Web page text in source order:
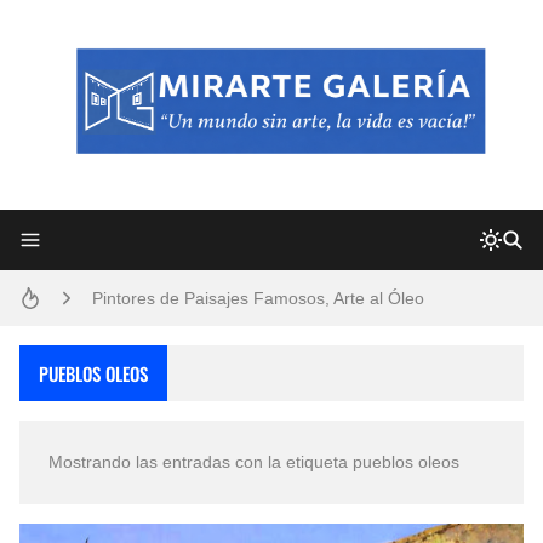
Pintores de Paisajes Famosos, Arte al Óleo
San Valentín Dibujos a Lápiz del 14 de Febrero
PUEBLOS OLEOS
Mostrando las entradas con la etiqueta pueblos oleos